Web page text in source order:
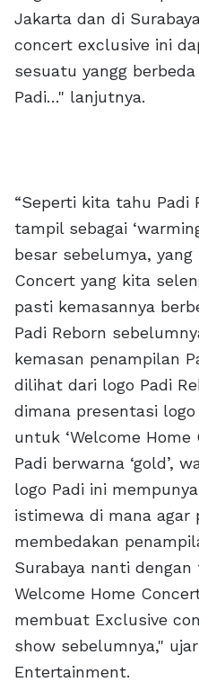
Jakarta dan di
concert exclusive ini
sesuatu yangg
Padi…" lanjutnya.
“Seperti kita tahu Padi
tampil sebagai
besar sebelumya,
Concert yang kita
pasti kemasannya
Padi Reborn
kemasan penampilan
dilihat dari logo Padi
dimana presentasi
untuk ‘Welcome Home
Padi berwarna ‘gold’,
logo Padi ini
istimewa di mana agar
membedakan
Surabaya nanti dengan
Welcome Home
membuat Exclusive
show sebelumnya,"
Entertainment.